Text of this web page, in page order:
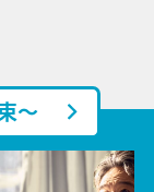
～